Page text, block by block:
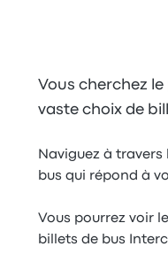
Vous cherchez
vaste choix de
Naviguez à
bus qui répond à
Vous pourrez voir
billets de bus